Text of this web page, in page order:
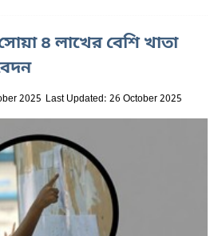
৪ লাখের বেশি খাতা
2025 Last Updated: 26 October 2025